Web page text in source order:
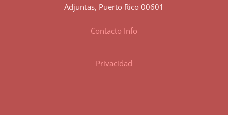
Adjuntas, Puerto Rico 00601
Contacto Info
Privacidad